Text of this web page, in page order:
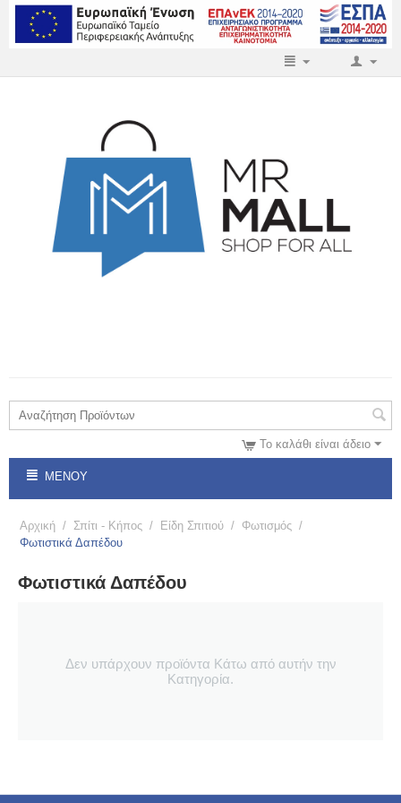
Το καλάθι είναι άδειο
ΜΕΝΟΎ
Αρχική / Σπίτι - Κήπος / Είδη Σπιτιού / Φωτισμός /
Φωτιστικά Δαπέδου
Φωτιστικά Δαπέδου
Δεν υπάρχουν προϊόντα Κάτω από αυτήν την
Κατηγορία.